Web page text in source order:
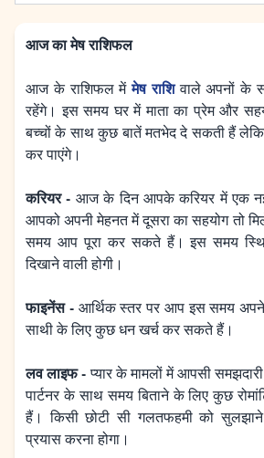
आज का मेष राशिफल
आज के राशिफल मेंमेष राशिवाले अपनों के
रहेंगे। इस समय घर में माता का प्रेम और
बच्चों के साथ कुछ बातें मतभेद दे सकती हैं
कर पाएंगे।
करियर - आज के दिन आपके करियर में एक
आपको अपनी मेहनत में दूसरा का सहयोग तो
समय आप पूरा कर सकते हैं। इस समय
दिखाने वाली होगी।
फाइनेंस - आर्थिक स्तर पर आप इस समय अपने
साथी के लिए कुछ धन खर्च कर सकते हैं।
लव लाइफ -प्यार के मामलों में आपसी
पार्टनर के साथ समय बिताने के लिए कुछ
हैं। किसी छोटी सी गलतफहमी को
प्रयास करना होगा।